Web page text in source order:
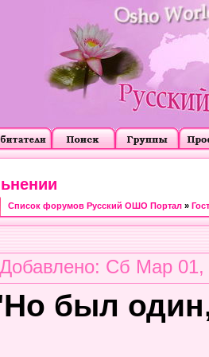
Список форумов Русский ОШО Портал »
Добавлено: Сб Мар 01,
был